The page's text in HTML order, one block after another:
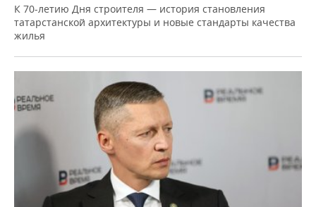
К 70-летию Дня строителя — история становления
татарстанской архитектуры и новые стандарты качества
жилья